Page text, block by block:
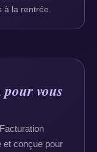
à la rentrée.
pour vous
et conçue pour